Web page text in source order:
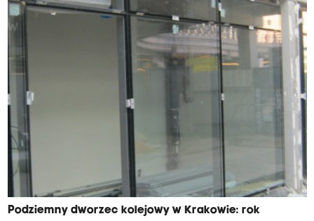
Podziemny dworzec kolejowy w Krakowie: rok